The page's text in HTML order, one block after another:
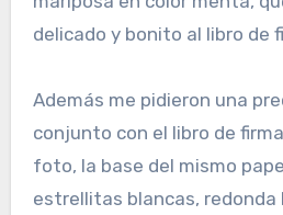
delicado y bonito al libro de
Además me pidieron una
conjunto con el libro de
foto, la base del mismo
estrellitas blancas, redonda